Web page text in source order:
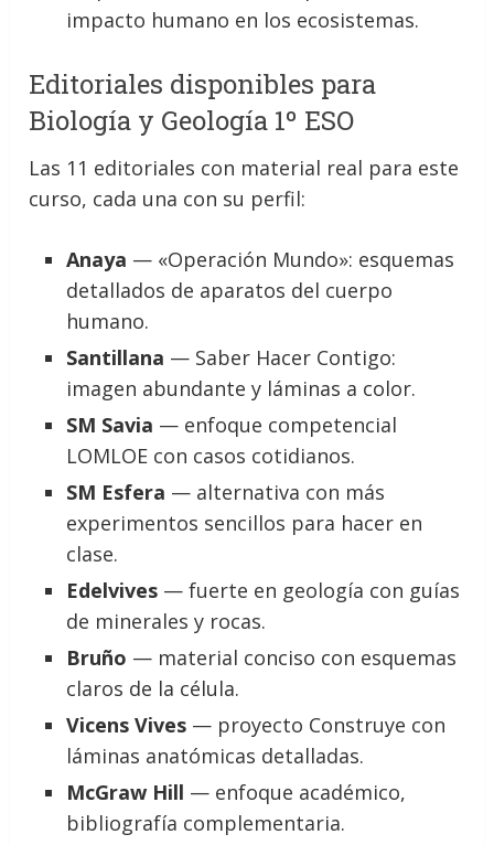
impacto humano en los ecosistemas.
Editoriales disponibles para
Biología y Geología 1º ESO
Las 11 editoriales con material real para este
curso, cada una con su perfil:
Anaya — «Operación Mundo»: esquemas
detallados de aparatos del cuerpo
humano.
Santillana — Saber Hacer Contigo:
imagen abundante y láminas a color.
SM Savia — enfoque competencial
LOMLOE con casos cotidianos.
SM Esfera — alternativa con más
experimentos sencillos para hacer en
clase.
Edelvives — fuerte en geología con guías
de minerales y rocas.
Bruño — material conciso con esquemas
claros de la célula.
Vicens Vives — proyecto Construye con
láminas anatómicas detalladas.
McGraw Hill — enfoque académico,
bibliografía complementaria.